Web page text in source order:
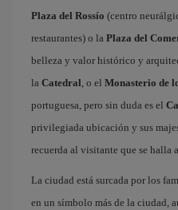
Plaza del Rossío (centro
restaurantes) o la Plaza del
belleza y valor histórico y
la Catedral, o el Monasterio de
portuguesa, pero sin duda es el
privilegiada ubicación y sus
recuerda al visitante que se halla
La ciudad está surcada por los
en un símbolo más de la ciudad,